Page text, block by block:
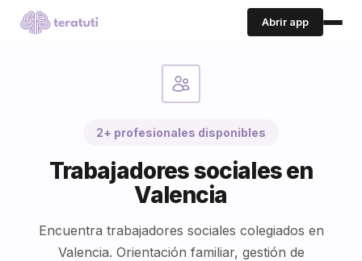
Abrir app
2+ profesionales disponibles
Trabajadores sociales en
Valencia
Encuentra trabajadores sociales colegiados en
Valencia. Orientación familiar, gestión de